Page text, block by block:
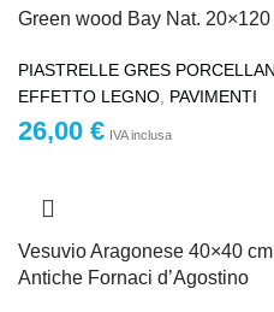
Green wood Bay Nat.
PIASTRELLE GRES
EFFETTO LEGNO PAVIMENTI
26,00 € IVA inclusa
Vesuvio Aragonese 40×40
Antiche Fornaci d’Agostino